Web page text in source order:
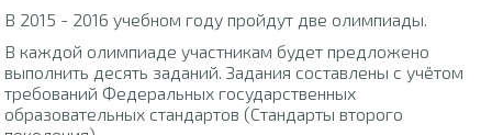
В 2015 - 2016 учебном году пройдут две олимпиады.
В каждой олимпиаде участникам будет предложено
выполнить десять заданий. Задания составлены с учётом
требований Федеральных государственных
образовательных стандартов (Стандарты второго